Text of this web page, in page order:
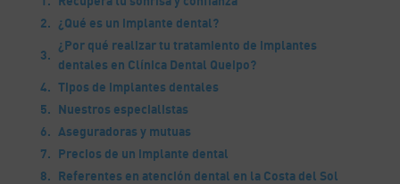
¿Qué es un implante dental?
¿Por qué realizar tu tratamiento de implantes
dentales en Clínica Dental Queipo?
Tipos de implantes dentales
Nuestros especialistas
Aseguradoras y mutuas
Precios de un implante dental
Referentes en atención dental en la Costa del Sol